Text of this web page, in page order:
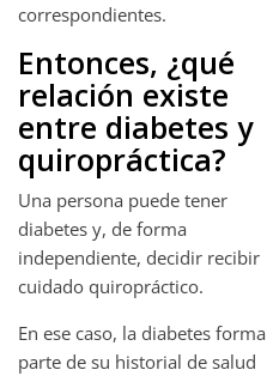
correspondientes.
Entonces, ¿qué
relación existe
entre diabetes y
quiropráctica?
Una persona puede tener
diabetes y, de forma
independiente, decidir recibir
cuidado quiropráctico.
En ese caso, la diabetes forma
parte de su historial de salud